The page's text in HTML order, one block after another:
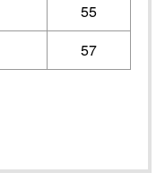
55
57